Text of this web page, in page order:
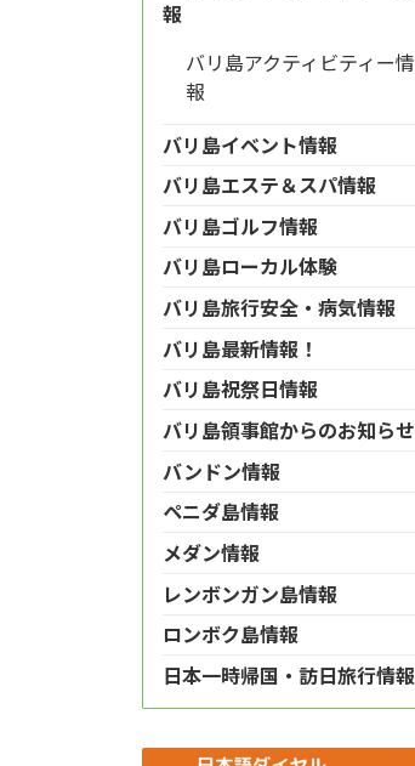
報
バリ島アクティビティー情
報
バリ島イベント情報
バリ島エステ＆スパ情報
バリ島ゴルフ情報
バリ島ローカル体験
バリ島旅行安全・病気情報
バリ島最新情報！
バリ島祝祭日情報
バリ島領事館からのお知らせ
バンドン情報
ペニダ島情報
メダン情報
レンボンガン島情報
ロンボク島情報
日本一時帰国・訪日旅行情報